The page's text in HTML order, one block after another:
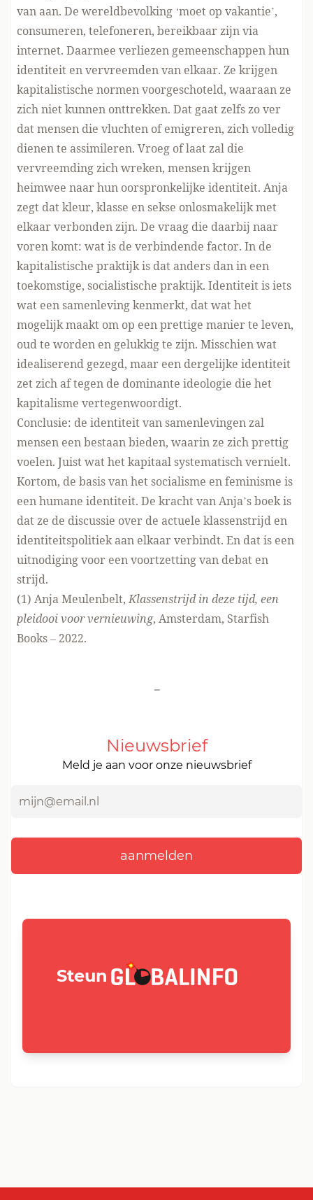
van aan. De wereldbevolking ‘moet op vakantie’,
consumeren, telefoneren, bereikbaar zijn via
internet. Daarmee verliezen gemeenschappen hun
identiteit en vervreemden van elkaar. Ze krijgen
kapitalistische normen voorgeschoteld, waaraan ze
zich niet kunnen onttrekken. Dat gaat zelfs zo ver
dat mensen die vluchten of emigreren, zich volledig
dienen te assimileren. Vroeg of laat zal die
vervreemding zich wreken, mensen krijgen
heimwee naar hun oorspronkelijke identiteit. Anja
zegt dat kleur, klasse en sekse onlosmakelijk met
elkaar verbonden zijn. De vraag die daarbij naar
voren komt: wat is de verbindende factor. In de
kapitalistische praktijk is dat anders dan in een
toekomstige, socialistische praktijk. Identiteit is iets
wat een samenleving kenmerkt, dat wat het
mogelijk maakt om op een prettige manier te leven,
oud te worden en gelukkig te zijn. Misschien wat
idealiserend gezegd, maar een dergelijke identiteit
zet zich af tegen de dominante ideologie die het
kapitalisme vertegenwoordigt.
Conclusie: de identiteit van samenlevingen zal
mensen een bestaan bieden, waarin ze zich prettig
voelen. Juist wat het kapitaal systematisch vernielt.
Kortom, de basis van het socialisme en feminisme is
een humane identiteit. De kracht van Anja’s boek is
dat ze de discussie over de actuele klassenstrijd en
identiteitspolitiek aan elkaar verbindt. En dat is een
uitnodiging voor een voortzetting van debat en
strijd.
(1) Anja Meulenbelt,Klassenstrijd in deze tijd, een
pleidooi voor vernieuwing, Amsterdam, Starfish
Books – 2022.
-
Nieuwsbrief
Meld je aan voor onze nieuwsbrief
Steun GLOBALINFO.nl